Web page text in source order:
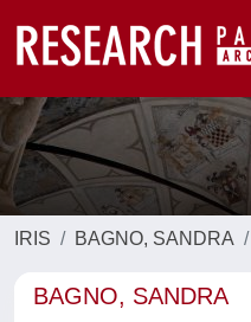
IRIS BAGNO, SANDRA
BAGNO, SANDRA